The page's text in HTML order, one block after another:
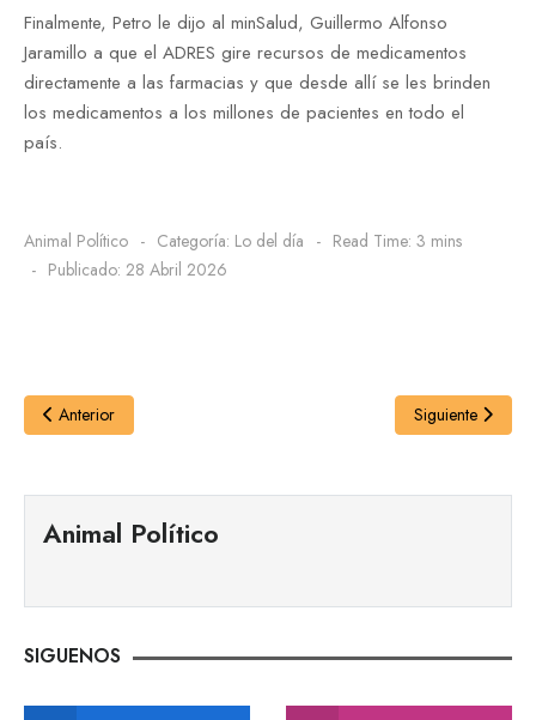
Finalmente, Petro le dijo al minSalud, Guillermo Alfonso
Jaramillo a que el ADRES gire recursos de medicamentos
directamente a las farmacias y que desde allí se les brinden
los medicamentos a los millones de pacientes en todo el
país.
Animal Político Categoría: Lo del día
Read Time: 3 mins
Publicado: 28 Abril 2026
Anterior Siguiente
Animal Político
SIGUENOS